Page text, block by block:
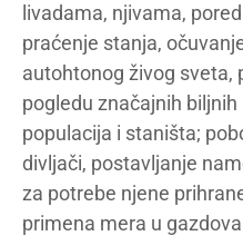
livadama, njivama,
praćenje stanja,
autohtonog živog sveta,
pogledu značajnih
populacija i staništa;
divljači, postavljanje
za potrebe njene
primena mera u